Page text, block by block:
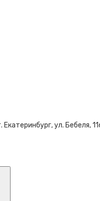
Екатеринбург, ул. Бебеля,